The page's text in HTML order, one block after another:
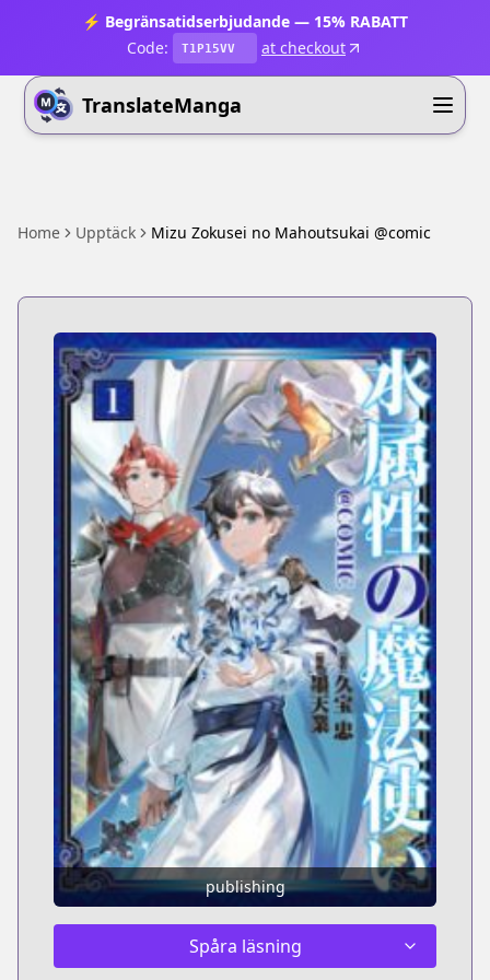
⚡ Begränsatidserbjudande — 15% RABATT
Code:
T1P15VV at checkout
TranslateManga
Home Upptäck Mizu Zokusei no Mahoutsukai @comic
publishing
Spåra läsning